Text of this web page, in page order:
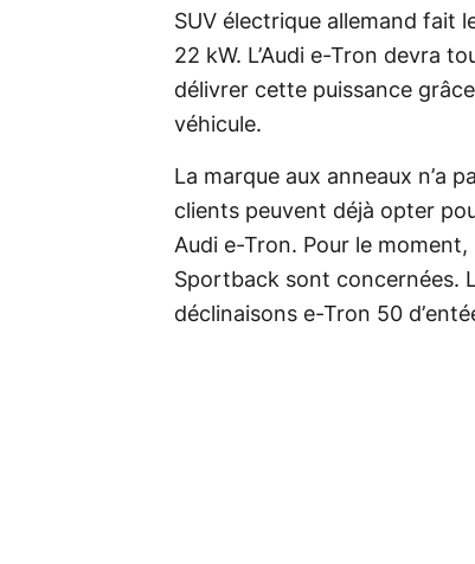
SUV électrique allemand fait
22 kW. L’Audi e-Tron devra
délivrer cette puissance
véhicule.
La marque aux anneaux n’a
clients peuvent déjà opter
Audi e-Tron. Pour le
Sportback sont concernées.
déclinaisons e-Tron 50